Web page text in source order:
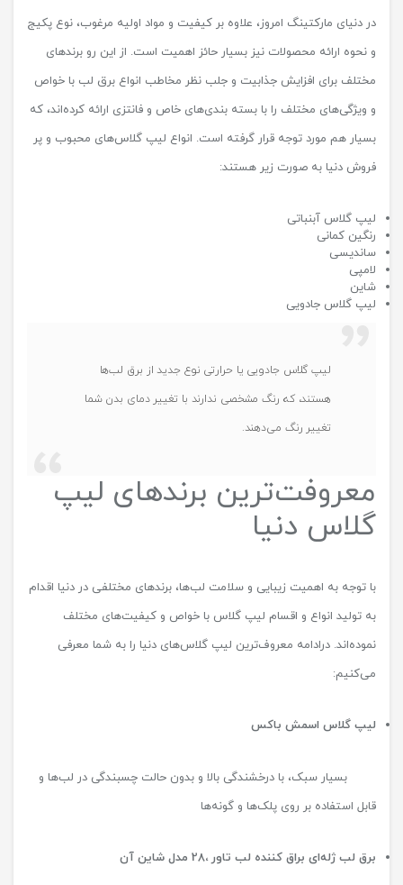
در دنیای مارکتینگ امروز، علاوه بر کیفیت و مواد اولیه مرغوب، نوع پکیج
و نحوه ارائه محصولات نیز بسیار حائز اهمیت است. از این رو برندهای
مختلف برای افزایش جذابیت و جلب نظر مخاطب انواع برق لب با خواص
و ویژگی‌های مختلف را با بسته بندی‌های خاص و فانتزی ارائه کرده‌اند، که
بسیار هم مورد توجه قرار گرفته است. انواع لیپ گلاس‌های محبوب و پر
فروش دنیا به صورت زیر هستند:
لیپ گلاس آبنباتی
رنگین کمانی
ساندیسی
لامپی
شاین
لیپ گلاس جادویی
لیپ گلاس جادویی یا حرارتی نوع جدید از برق لب‌ها
هستند، که رنگ مشخصی ندارند با تغییر دمای بدن شما
تغییر رنگ می‌دهند.
معروفت‌ترین برندهای لیپ
گلاس دنیا
با توجه به اهمیت زیبایی و سلامت لب‌ها، برندهای مختلفی در دنیا اقدام
به تولید انواع و اقسام لیپ گلاس با خواص و کیفیت‌های مختلف
نموده‌اند. درادامه معروف‌ترین لیپ گلاس‌های دنیا را به شما معرفی
می‌کنیم:
لیپ گلاس اسمش باکس
بسیار سبک، با درخشندگی بالا و بدون حالت چسبندگی در لب‌ها و
قابل استفاده بر روی پلک‌ها و گونه‌ها
برق لب ژله‌ای براق کننده لب تاور ،28 مدل شاین آن